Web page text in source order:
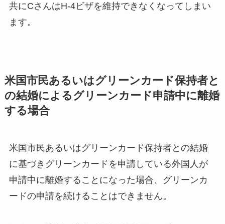
共にCさんはH-4ビザを維持できなくなってしまい
ます。
米国市民あるいはグリーンカード保持者と
の結婚によるグリーンカード申請中に離婚
する場合
米国市民あるいはグリーンカード保持者との結婚
に基づきグリーンカードを申請している外国人が
申請中に離婚することになった場合、グリーンカ
ードの申請を続けることはできません。